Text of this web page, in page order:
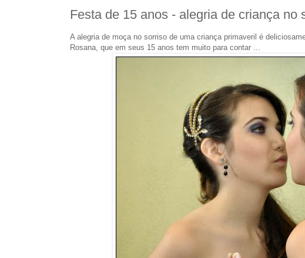
Festa de 15 anos - alegria de criança no
A alegria de moça no sorriso de uma criança primaveril é
Rosana, que em seus 15 anos tem muito para contar ...